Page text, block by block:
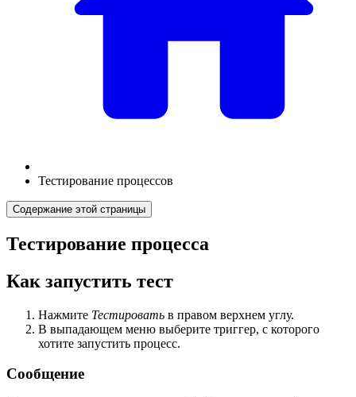
Тестирование процессов
Содержание этой страницы
Тестирование процесса
Как запустить тест
Нажмите Тестировать в правом верхнем углу.
В выпадающем меню выберите триггер, с которого
хотите запустить процесс.
Сообщение